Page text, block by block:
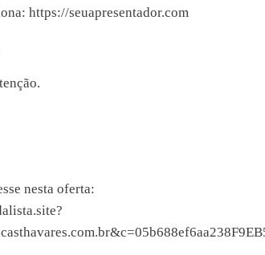
https://seuapresentador.com
nesta oferta: